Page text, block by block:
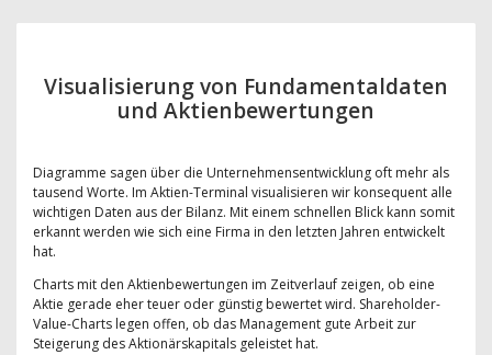
Visualisierung von Fundamentaldaten
und Aktienbewertungen
Diagramme sagen über die Unternehmensentwicklung oft mehr als
tausend Worte. Im Aktien-Terminal visualisieren wir konsequent alle
wichtigen Daten aus der Bilanz. Mit einem schnellen Blick kann somit
erkannt werden wie sich eine Firma in den letzten Jahren entwickelt
hat.
Charts mit den Aktienbewertungen im Zeitverlauf zeigen, ob eine
Aktie gerade eher teuer oder günstig bewertet wird. Shareholder-
Value-Charts legen offen, ob das Management gute Arbeit zur
Steigerung des Aktionärskapitals geleistet hat.